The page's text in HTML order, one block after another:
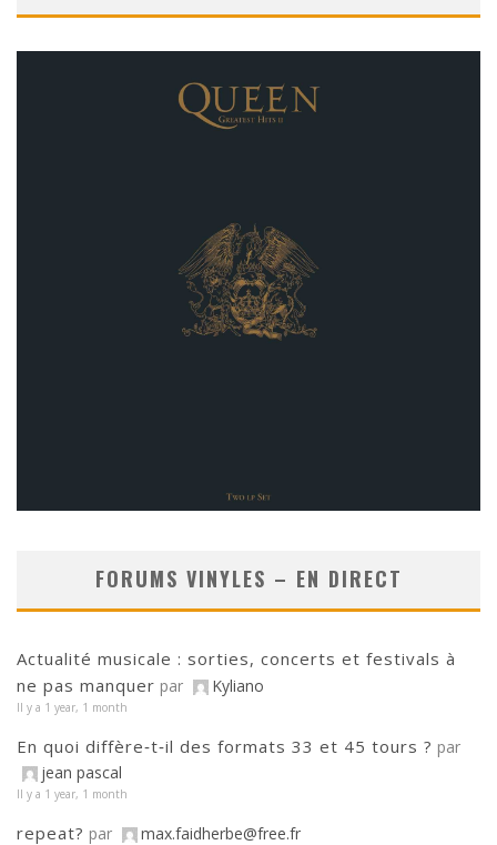
FORUMS VINYLES – EN DIRECT
Actualité musicale : sorties, concerts et festivals à
ne pas manquer par Kyliano
Il y a 1 year, 1 month
En quoi diffère‑t‑il des formats 33 et 45 tours ? par
jean pascal
Il y a 1 year, 1 month
repeat? par max.faidherbe@free.fr